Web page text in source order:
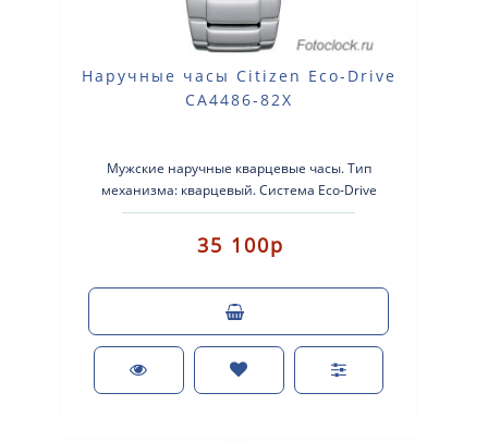
Наручные часы Citizen Eco-Drive
CA4486-82X
Мужские наручные кварцевые часы. Тип
механизма: кварцевый. Система Eco-Drive
(аккумулятор с питанием от световой э..
35 100р